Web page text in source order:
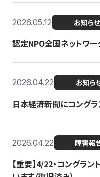
2026.05.12 お知らせ
認定NPO全国ネットワー
2026.04.22 お知ら
日本経済新聞にコング
2026.04.22 障害報
【重要】4/22・コングラ